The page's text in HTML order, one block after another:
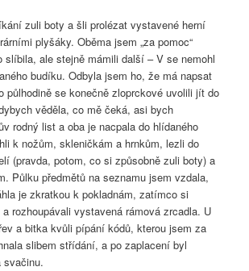
zuli boty a šli prolézat vystavené herní
plyšáky. Oběma jsem „za pomoc“
slíbila, ale stejně mámili další – V se nemohl
budíku. Odbyla jsem ho, že má napsat
půlhodině se konečně zloprckové uvolili jít do
věděla, co mě čeká, asi bych
rodný list a oba je nacpala do hlídaného
k nožům, skleničkám a hrnkům, lezli do
(pravda, potom, co si způsobně zuli boty) a
Půlku předmětů na seznamu jsem vzdala,
je zkratkou k pokladnám, zatímco si
rozhoupávali vystavená rámová zrcadla. U
a bitka kvůli pípání kódů, kterou jsem za
slibem střídání, a po zaplacení byl
svačinu.